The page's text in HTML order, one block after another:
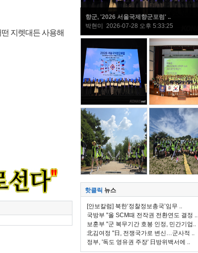
지렛대든 사용해
향군, '2026 서울국제향군포럼' ..
박현미 2026-07-28 오후 5:33:25
핫클릭 뉴스
[안보칼럼] 북한‘정찰정보총국’임무 ..
국방부 "올 SCM때 전작권 전환연도 결정 ..
보훈부 "군 복무기간 호봉 인정, 민간기업..
北김여정 "日, 전쟁국가로 변신…군사적 ..
정부, '독도 영유권 주장' 日방위백서에 ..